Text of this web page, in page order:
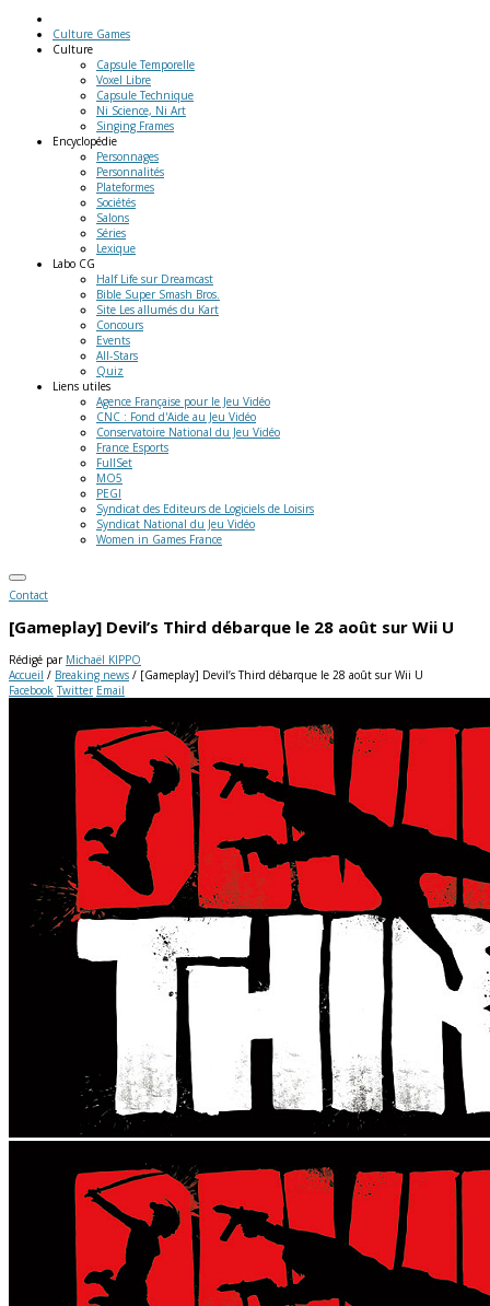
Culture Games
Culture
Capsule Temporelle
Voxel Libre
Capsule Technique
Ni Science, Ni Art
Singing Frames
Encyclopédie
Personnages
Personnalités
Plateformes
Sociétés
Salons
Séries
Lexique
Labo CG
Half Life sur Dreamcast
Bible Super Smash Bros.
Site Les allumés du Kart
Concours
Events
All-Stars
Quiz
Liens utiles
Agence Française pour le Jeu Vidéo
CNC : Fond d'Aide au Jeu Vidéo
Conservatoire National du Jeu Vidéo
France Esports
FullSet
MO5
PEGI
Syndicat des Editeurs de Logiciels de Loisirs
Syndicat National du Jeu Vidéo
Women in Games France
Contact
[Gameplay] Devil’s Third débarque le 28 août sur Wii U
Rédigé par Michaël KIPPO
Accueil / Breaking news / [Gameplay] Devil’s Third débarque le 28 août sur Wii U
Facebook Twitter Email